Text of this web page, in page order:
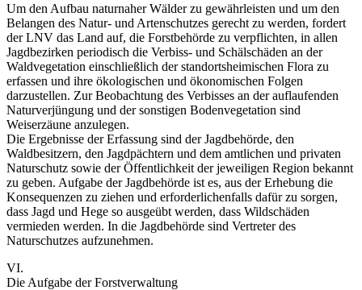
Um den Aufbau naturnaher Wälder zu gewährleisten und um den
Belangen des Natur- und Artenschutzes gerecht zu werden, fordert
der LNV das Land auf, die Forstbehörde zu verpflichten, in allen
Jagdbezirken periodisch die Verbiss- und Schälschäden an der
Waldvegetation einschließlich der standortsheimischen Flora zu
erfassen und ihre ökologischen und ökonomischen Folgen
darzustellen. Zur Beobachtung des Verbisses an der auflaufenden
Naturverjüngung und der sonstigen Bodenvegetation sind
Weiserzäune anzulegen.
Die Ergebnisse der Erfassung sind der Jagdbehörde, den
Waldbesitzern, den Jagdpächtern und dem amtlichen und privaten
Naturschutz sowie der Öffentlichkeit der jeweiligen Region bekannt
zu geben. Aufgabe der Jagdbehörde ist es, aus der Erhebung die
Konsequenzen zu ziehen und erforderlichenfalls dafür zu sorgen,
dass Jagd und Hege so ausgeübt werden, dass Wildschäden
vermieden werden. In die Jagdbehörde sind Vertreter des
Naturschutzes aufzunehmen.
VI.
Die Aufgabe der Forstverwaltung